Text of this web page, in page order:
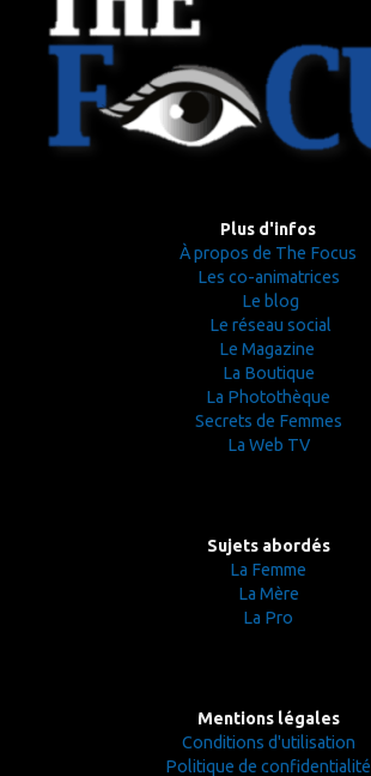
Plus d'infos
À propos de The Focus
Les co-animatrices
Le blog
Le réseau social
Le Magazine
La Boutique
La Photothèque
Secrets de Femmes
La Web TV
Sujets abordés
La Femme
La Mère
La Pro
Mentions légales
Conditions d'utilisation
Politique de confidentialité